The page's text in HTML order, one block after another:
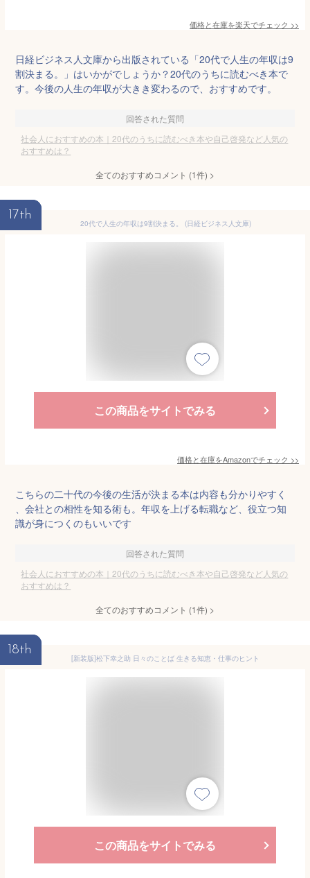
価格と在庫を楽天でチェック >>
日経ビジネス人文庫から出版されている「20代で人生の年収は9
割決まる。」はいかがでしょうか？20代のうちに読むべき本で
す。今後の人生の年収が大きき変わるので、おすすめです。
回答された質問
社会人におすすめの本｜20代のうちに読むべき本や自己啓発など人気の
おすすめは？
全てのおすすめコメント (1件) >
17th
20代で人生の年収は9割決まる。 (日経ビジネス人文庫)
この商品をサイトでみる
価格と在庫をAmazonでチェック >>
こちらの二十代の今後の生活が決まる本は内容も分かりやすく
、会社との相性を知る術も。年収を上げる転職など、役立つ知
識が身につくのもいいです
回答された質問
社会人におすすめの本｜20代のうちに読むべき本や自己啓発など人気の
おすすめは？
全てのおすすめコメント (1件) >
18th
[新装版]松下幸之助 日々のことば 生きる知恵・仕事のヒント
この商品をサイトでみる